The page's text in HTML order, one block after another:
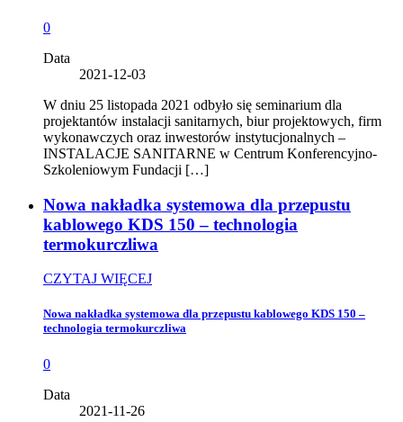
0
Data
2021-12-03
W dniu 25 listopada 2021 odbyło się seminarium dla
projektantów instalacji sanitarnych, biur projektowych, firm
wykonawczych oraz inwestorów instytucjonalnych –
INSTALACJE SANITARNE w Centrum Konferencyjno-
Szkoleniowym Fundacji […]
Nowa nakładka systemowa dla przepustu
kablowego KDS 150 – technologia
termokurczliwa
CZYTAJ WIĘCEJ
Nowa nakładka systemowa dla przepustu kablowego KDS 150 –
technologia termokurczliwa
0
Data
2021-11-26